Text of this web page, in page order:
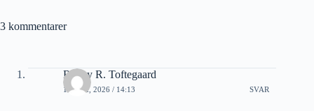
3 kommentarer
Renny R. Toftegaard
12 MAI, 2026 / 14:13 SVAR